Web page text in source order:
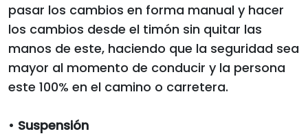
pasar los cambios en forma manual y hacer
los cambios desde el timón sin quitar las
manos de este, haciendo que la seguridad sea
mayor al momento de conducir y la persona
este 100% en el camino o carretera.
• Suspensión